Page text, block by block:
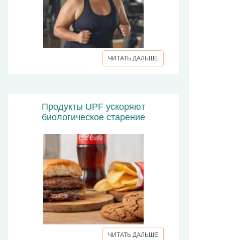
ЧИТАТЬ ДАЛЬШЕ
Продукты UPF ускоряют
биологическое старение
ЧИТАТЬ ДАЛЬШЕ